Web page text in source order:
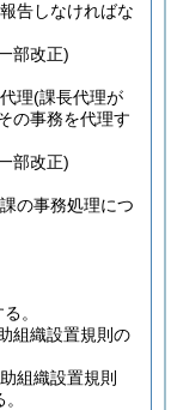
告しなければな
部改正)
理(課長代理が
の事務を代理す
部改正)
の事務処理につ
。
組織設置規則の
組織設置規則